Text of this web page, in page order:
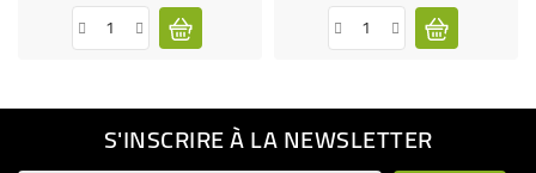
S'INSCRIRE À LA NEWSLETTER